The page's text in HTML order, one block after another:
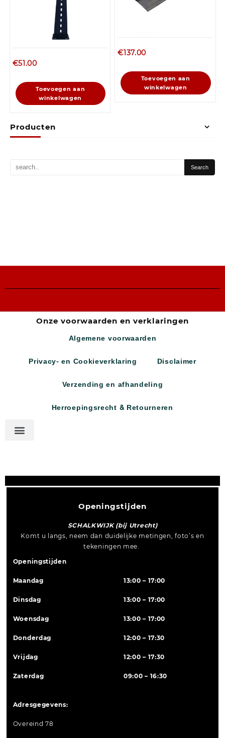
Producten
€51.00
Toevoegen aan
winkelwagen
€137.00
Toevoegen aan
winkelwagen
Onze voorwaarden en verklaringen
Algemene voorwaarden
Privacy- en Cookieverklaring
Disclaimer
Verzending en afhandeling
Herroepingsrecht & Retourneren
Openingstijden
SCHALKWIJK (bij Utrecht)
Komt u langs, neem dan duidelijke metingen, foto’s en
tekeningen mee.
Openingstijden
Maandag 13:00 – 17:00
Dinsdag 13:00 – 17:00
Woensdag 13:00 – 17:00
Donderdag 12:00 – 17:30
Vrijdag 12:00 – 17:30
Zaterdag 09:00 – 16:30
Adresgegevens:
Overeind 78